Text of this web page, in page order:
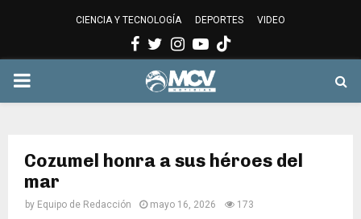
CIENCIA Y TECNOLOGÍA DEPORTES VIDEO
Facebook
Twitter
Instagram
Youtube
PRIMARY
Cozumel honra a sus héroes del
mar
by Equipo de Redacción mayo 16, 2026 173